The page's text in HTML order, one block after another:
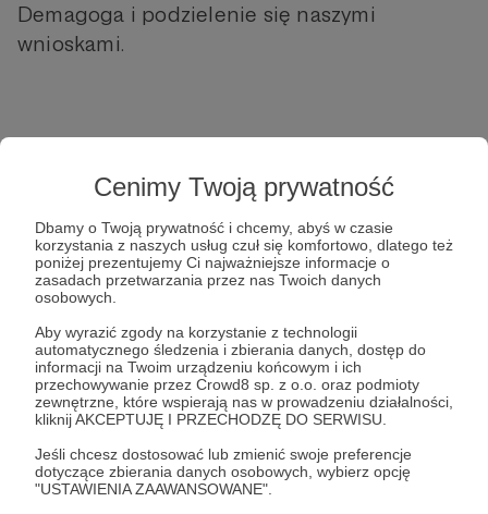
Cenimy Twoją prywatność
Dbamy o Twoją prywatność i chcemy, abyś w czasie
korzystania z naszych usług czuł się komfortowo, dlatego też
poniżej prezentujemy Ci najważniejsze informacje o
zasadach przetwarzania przez nas Twoich danych
osobowych.
Aby wyrazić zgody na korzystanie z technologii
automatycznego śledzenia i zbierania danych, dostęp do
informacji na Twoim urządzeniu końcowym i ich
przechowywanie przez Crowd8 sp. z o.o. oraz podmioty
zewnętrzne, które wspierają nas w prowadzeniu działalności,
kliknij AKCEPTUJĘ I PRZECHODZĘ DO SERWISU.
Jeśli chcesz dostosować lub zmienić swoje preferencje
dotyczące zbierania danych osobowych, wybierz opcję
"USTAWIENIA ZAAWANSOWANE".
Demagoga i podzielenie się naszymi
wnioskami.
Post dostępny tylko dla Patronów
Aby zobaczyć ten materiał musisz być zalogowany
Zostań Patronem
Zaloguj się
demagog factcheck fakty informacja